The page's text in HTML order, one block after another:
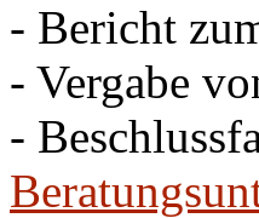
- Bericht
- Vergabe
-